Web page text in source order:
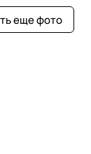
еще фото